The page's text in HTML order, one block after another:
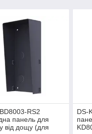
RS2
панель для
від дощу (для
DS-